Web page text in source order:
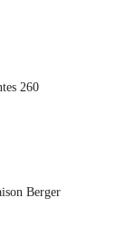
260
Berger